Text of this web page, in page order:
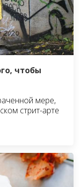
чтобы
мере,
стрит-арте